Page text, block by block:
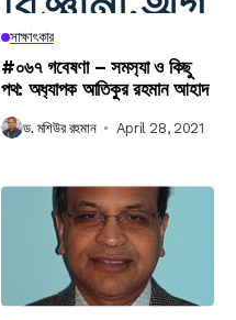
সাক্ষাৎকার
#০৬৭ গবেষণা – সমস‍্যা ও কিছু
পথ: অধ‍্যাপক আতিকুর রহমান আহাদ
ড. মশিউর রহমান April 28, 2021